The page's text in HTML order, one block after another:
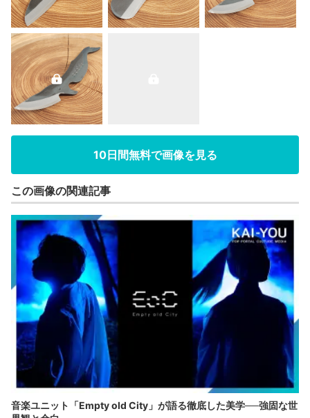
10日間無料で画像を見る
この画像の関連記事
音楽ユニット「Empty old City」が語る徹底した美学──強固な世